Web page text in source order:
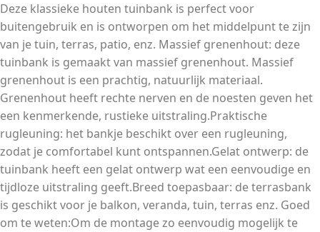
Deze klassieke houten tuinbank is perfect voor
buitengebruik en is ontworpen om het middelpunt te zijn
van je tuin, terras, patio, enz. Massief grenenhout: deze
tuinbank is gemaakt van massief grenenhout. Massief
grenenhout is een prachtig, natuurlijk materiaal.
Grenenhout heeft rechte nerven en de noesten geven het
een kenmerkende, rustieke uitstraling.Praktische
rugleuning: het bankje beschikt over een rugleuning,
zodat je comfortabel kunt ontspannen.Gelat ontwerp: de
tuinbank heeft een gelat ontwerp wat een eenvoudige en
tijdloze uitstraling geeft.Breed toepasbaar: de terrasbank
is geschikt voor je balkon, veranda, tuin, terras enz. Goed
om te weten:Om de montage zo eenvoudig mogelijk te